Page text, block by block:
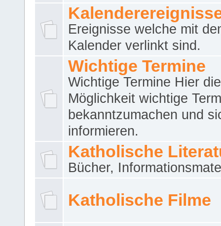
Ereignisse welche mit
Kalender verlinkt sind.
Wichtige Termine
Wichtige Termine Hier die
Möglichkeit wichtige
bekanntzumachen und
informieren.
Katholische
Bücher,
Katholische Filme